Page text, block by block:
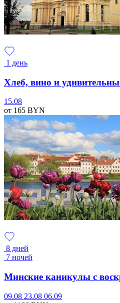
1 день
Хлеб, вино и
15.08
от 165 BYN
8 дней
7 ночей
Минские каникулы с
09.08 23.08 06.09